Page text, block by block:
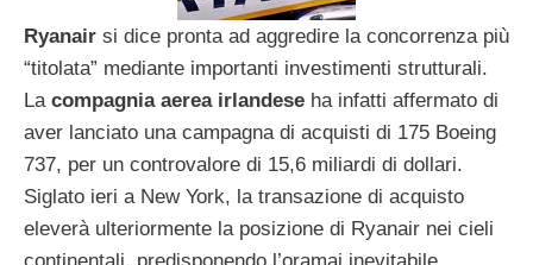
Ryanair si dice pronta ad aggredire la concorrenza più
“titolata” mediante importanti investimenti strutturali.
La compagnia aerea irlandese ha infatti affermato di
aver lanciato una campagna di acquisti di 175 Boeing
737, per un controvalore di 15,6 miliardi di dollari.
Siglato ieri a New York, la transazione di acquisto
eleverà ulteriormente la posizione di Ryanair nei cieli